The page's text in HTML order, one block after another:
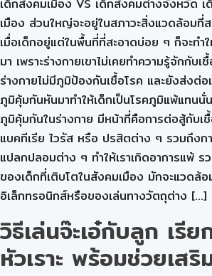
เด็กสังคมเมือง VS เด็กสังคมต่างจังหวัด เ
เมือง ส่วนใหญ่จะอยู่ในสภาวะสิ่งแวดล้อมที่ส
เมื่อเด็กอยู่แต่ในพื้นที่ที่สะอาดบ่อย ๆ ก็จะท
มา เพราะร่างกายเขาไม่เคยทำความรู้จักกับ
ร่างกายไม่มีภูมิป้องกันเชื้อโรค และยังส่งต่อ
ภูมิคุ้มกันหันมาทำให้เด็กเป็นโรคภูมิแพ้แทนนั่
ภูมิคุ้มกันในร่างกาย มีหน้าที่คือการต่อสู้กับเ
แบคทีเรีย ไวรัส หรือ ปรสิตต่าง ๆ รวมถึงก
แปลกปลอมต่าง ๆ ทำให้เราเกิดอาการแพ้
ของเด็กที่เติบโตในสังคมเมือง มักจะแวดล้
อิเล็กทรอนิกส์หรือของเล่นทางวัตถุต่าง […]
วิธีเล่นจ๊ะเอ๋กับลูก เรีย
หัวเราะ พร้อมช่วยเส